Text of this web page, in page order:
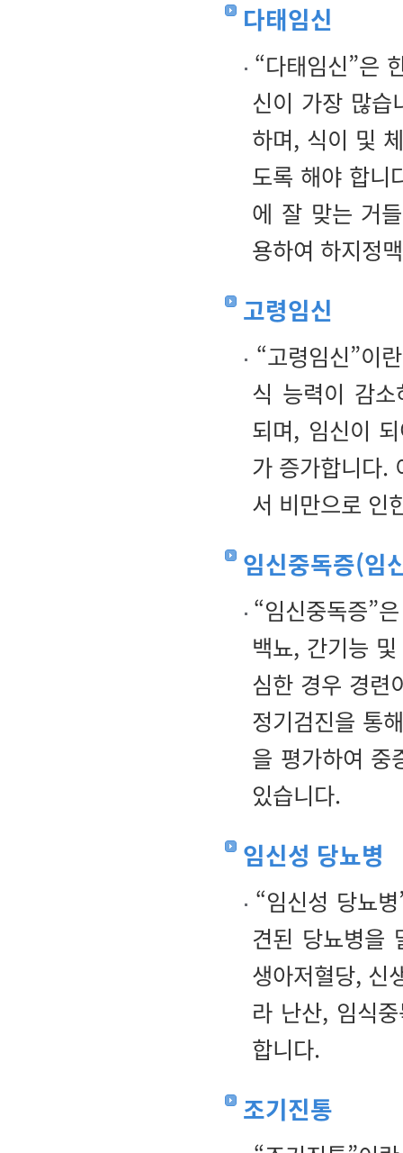
다태임신
“다태임신”은
신이 가장 많습
하며, 식이 및
도록 해야 합니
에 잘 맞는 거
용하여 하지정
고령임신
“고령임신”이
식 능력이 감
되며, 임신이
가 증가합니다.
서 비만으로 인
임신중독증(임
“임신중독증”
백뇨, 간기능
심한 경우 경련
정기검진을 통
을 평가하여 중
있습니다.
임신성 당뇨병
“임신성 당뇨
견된 당뇨병을
생아저혈당, 신
라 난산, 임식
합니다.
조기진통